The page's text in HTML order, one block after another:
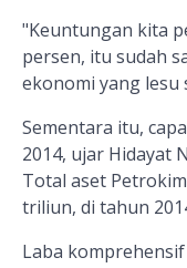
"Keuntungan kita
persen, itu sudah
ekonomi yang lesu
Sementara itu,
2014, ujar Hidayat
Total aset
triliun, di tahun
Laba